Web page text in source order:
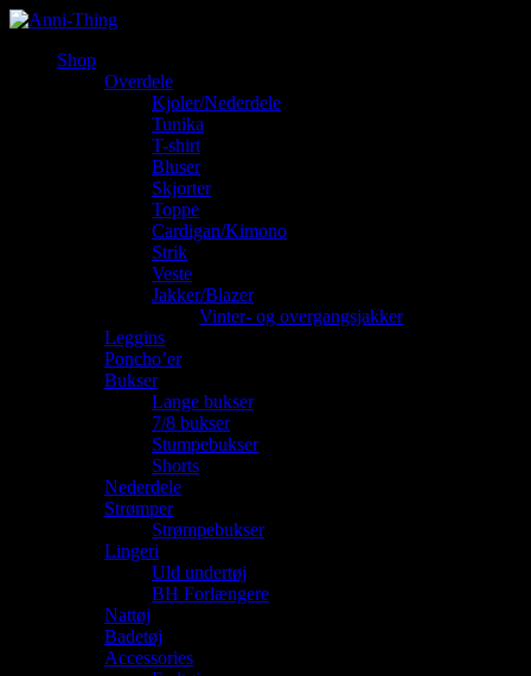
Shop
Overdele
Kjoler/Nederdele
Tunika
T-shirt
Bluser
Skjorter
Toppe
Cardigan/Kimono
Strik
Veste
Jakker/Blazer
Vinter- og overgangsjakker
Leggins
Poncho’er
Bukser
Lange bukser
7/8 bukser
Stumpebukser
Shorts
Nederdele
Strømper
Strømpebukser
Lingeri
Uld undertøj
BH Forlængere
Nattøj
Badetøj
Accessories